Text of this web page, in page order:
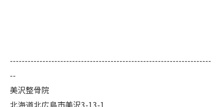
--------------------------------------------------------------------
--
美沢整骨院
北海道北広島市美沢3-13-1